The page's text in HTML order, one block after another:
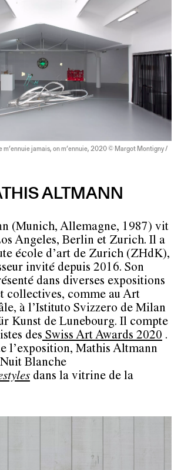
m’ennuie jamais, on m’ennuie, 2020 © Margot Montigny /
ALTMANN
(Munich, Allemagne, 1987) vit
Angeles, Berlin et Zurich. Il a
école d’art de Zurich (ZHdK),
invité depuis 2016. Son
dans diverses expositions
collectives, comme au Art
à l’Istituto Svizzero de Milan
Kunst de Lunebourg. Il compte
desSwiss Art Awards 2020 .
l’exposition, Mathis Altmann
Blanche
dans la vitrine de la